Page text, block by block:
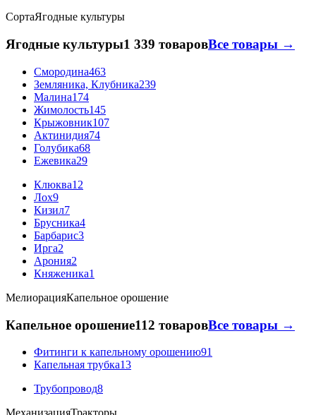
СортаЯгодные культуры
Ягодные культуры1 339 товаровВсе товары →
Смородина463
Земляника, Клубника239
Малина174
Жимолость145
Крыжовник107
Актинидия74
Голубика68
Ежевика29
Клюква12
Лох9
Кизил7
Брусника4
Барбарис3
Ирга2
Арония2
Княженика1
МелиорацияКапельное орошение
Капельное орошение112 товаровВсе товары →
Фитинги к капельному орошению91
Капельная трубка13
Трубопровод8